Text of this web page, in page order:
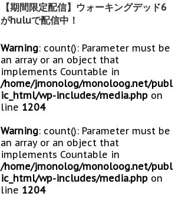
【期間限定配信】ウォーキングデッド6
がhuluで配信中！
Warning: count(): Parameter must be
an array or an object that
implements Countable in
/home/jmonolog/monoloog.net/publ
ic_html/wp-includes/media.php on
line 1204
Warning: count(): Parameter must be
an array or an object that
implements Countable in
/home/jmonolog/monoloog.net/publ
ic_html/wp-includes/media.php on
line 1204